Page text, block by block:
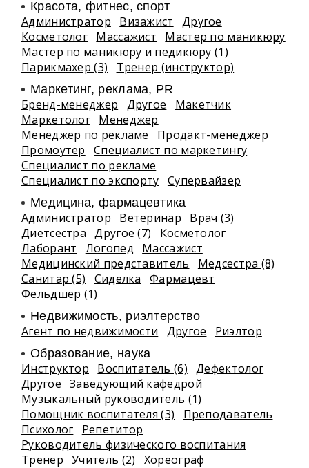
Красота, фитнес, спорт
Администратор Визажист
Другое
Косметолог Массажист
Мастер по маникюру
Мастер по маникюру и педикюру (1)
Парикмахер (3)
Тренер (инструктор)
Маркетинг, реклама, PR
Бренд-менеджер Другое
Макетчик
Маркетолог Менеджер
Менеджер по рекламе
Продакт-менеджер
Промоутер
Специалист по маркетингу
Специалист по рекламе
Специалист по экспорту Супервайзер
Медицина, фармацевтика
Администратор Ветеринар
Врач (3)
Диетсестра
Другое (7)
Косметолог
Лаборант
Логопед
Массажист
Медицинский представитель
Медсестра (8)
Санитар (5)
Сиделка
Фармацевт
Фельдшер (1)
Недвижимость, риэлтeрство
Агент по недвижимости Другое Риэлтор
Образование, наука
Инструктор Воспитатель (6) Дефектолог
Другое Заведующий кафедрой
Музыкальный руководитель (1)
Помощник воспитателя (3)
Преподаватель
Психолог
Репетитор
Руководитель физического воспитания
Тренер Учитель (2) Хореограф